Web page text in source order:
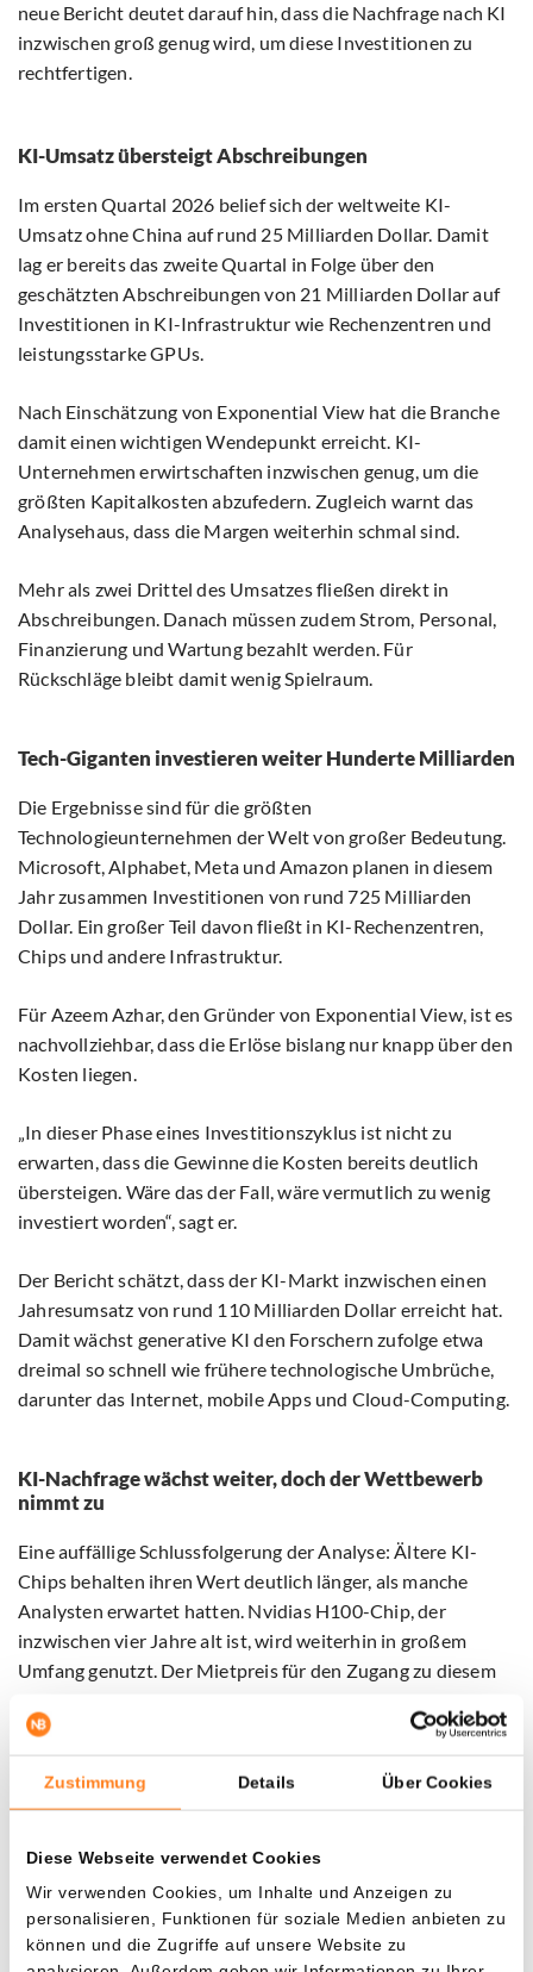
Zustimmung Details Über Cookies
Diese Webseite verwendet Cookies
Wir verwenden Cookies, um Inhalte und Anzeigen zu
personalisieren, Funktionen für soziale Medien anbieten zu
können und die Zugriffe auf unsere Website zu
neue Bericht deutet darauf hin, dass die Nachfrage nach KI
inzwischen groß genug wird, um diese Investitionen zu
rechtfertigen.
KI-Umsatz übersteigt Abschreibungen
Im ersten Quartal 2026 belief sich der weltweite KI-
Umsatz ohne China auf rund 25 Milliarden Dollar. Damit
lag er bereits das zweite Quartal in Folge über den
geschätzten Abschreibungen von 21 Milliarden Dollar auf
Investitionen in KI-Infrastruktur wie Rechenzentren und
leistungsstarke GPUs.
Nach Einschätzung von Exponential View hat die Branche
damit einen wichtigen Wendepunkt erreicht. KI-
Unternehmen erwirtschaften inzwischen genug, um die
größten Kapitalkosten abzufedern. Zugleich warnt das
Analysehaus, dass die Margen weiterhin schmal sind.
Mehr als zwei Drittel des Umsatzes fließen direkt in
Abschreibungen. Danach müssen zudem Strom, Personal,
Finanzierung und Wartung bezahlt werden. Für
Rückschläge bleibt damit wenig Spielraum.
Tech-Giganten investieren weiter Hunderte Milliarden
Die Ergebnisse sind für die größten
Technologieunternehmen der Welt von großer Bedeutung.
Microsoft, Alphabet, Meta und Amazon planen in diesem
Jahr zusammen Investitionen von rund 725 Milliarden
Dollar. Ein großer Teil davon fließt in KI-Rechenzentren,
Chips und andere Infrastruktur.
Für Azeem Azhar, den Gründer von Exponential View, ist es
nachvollziehbar, dass die Erlöse bislang nur knapp über den
Kosten liegen.
„In dieser Phase eines Investitionszyklus ist nicht zu
erwarten, dass die Gewinne die Kosten bereits deutlich
übersteigen. Wäre das der Fall, wäre vermutlich zu wenig
investiert worden“, sagt er.
Der Bericht schätzt, dass der KI-Markt inzwischen einen
Jahresumsatz von rund 110 Milliarden Dollar erreicht hat.
Damit wächst generative KI den Forschern zufolge etwa
dreimal so schnell wie frühere technologische Umbrüche,
darunter das Internet, mobile Apps und Cloud-Computing.
KI-Nachfrage wächst weiter, doch der Wettbewerb
nimmt zu
Eine auffällige Schlussfolgerung der Analyse: Ältere KI-
Chips behalten ihren Wert deutlich länger, als manche
Analysten erwartet hatten. Nvidias H100-Chip, der
inzwischen vier Jahre alt ist, wird weiterhin in großem
Umfang genutzt. Der Mietpreis für den Zugang zu diesem
ursprünglichen Preisniveaus.
Das spricht dafür, dass die Nachfrage nach KI-
Rechenleistung weiterhin größer ist als das verfügbare
Angebot.
Gleichzeitig wechseln immer mehr Nutzer zu günstigeren
Open-Source- und chinesischen KI-Modellen wie
DeepSeek. Daten von OpenRouter zufolge ist der Anteil